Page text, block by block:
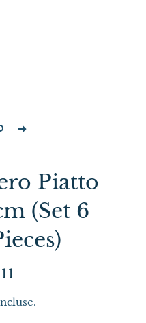
Piatto
(Set 6